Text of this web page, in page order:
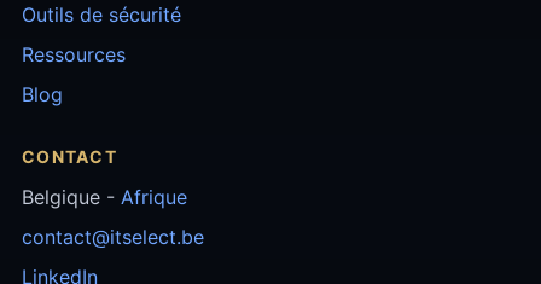
Outils de sécurité
Ressources
Blog
CONTACT
Belgique - Afrique
contact@itselect.be
LinkedIn